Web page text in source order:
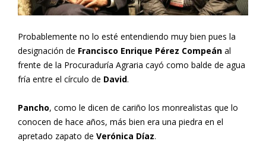
Probablemente no lo esté entendiendo muy bien pues la
designación de Francisco Enrique Pérez Compeán al
frente de la Procuraduría Agraria cayó como balde de agua
fría entre el círculo de David.
Pancho, como le dicen de cariño los monrealistas que lo
conocen de hace años, más bien era una piedra en el
apretado zapato de Verónica Díaz.